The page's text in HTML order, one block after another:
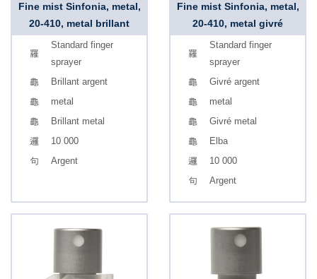
Fine mist Sinfonia, metal,
20-410, metal brillant
Standard finger
sprayer
Brillant argent
metal
Brillant metal
10 000
Argent
Fine mist Sinfonia, metal,
20-410, metal givré
Standard finger
sprayer
Givré argent
metal
Givré metal
Elba
10 000
Argent